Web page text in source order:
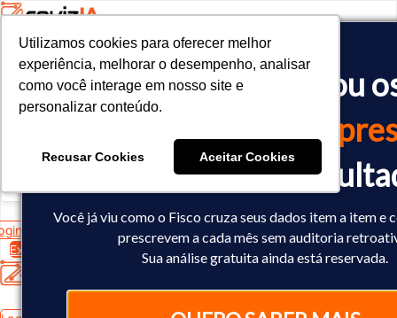
O Fisco já cruzou
dadosda sua
Você já sabe o
Você já viu como o Fisco cruza seus dados item a item e
prescrevem a cada mês sem auditoria
Sua análise gratuita ainda está reservada.
Utilizamos cookies para oferecer melhor
experiência, melhorar o desempenho, analisar
como você interage em nosso site e
personalizar conteúdo.
Recusar Cookies Aceitar Cookies
Utilizamos cookies para oferecer melhor
experiência, melhorar o desempenho, analisar
como você interage em nosso site e
personalizar conteúdo.
Recusar Cookies Aceitar Cookies
<!-- Google tag (gtag.js) -->
<script async src="https://www.googletagmanager.com/gtag/
<script>
  window.dataLayer = window.dataLayer || [];
  gtag('config', 'AW-10793602440');
Experimente Grátis